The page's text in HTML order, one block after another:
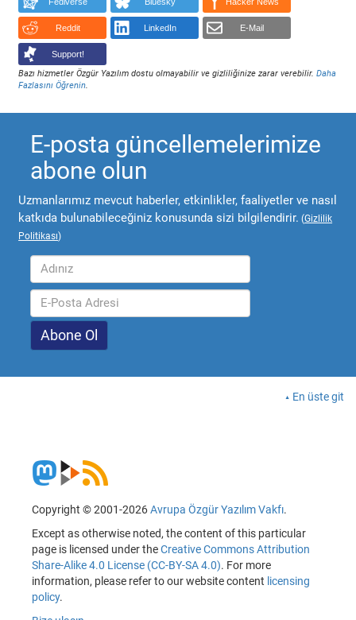
Reddit LinkedIn E-Mail
Support!
Bazı hizmetler Özgür Yazılım dostu olmayabilir ve gizliliğinize zarar verebilir.Daha
Fazlasını Öğrenin.
E-posta güncellemelerimize
abone olun
Uzmanlarımız mevcut haberler, etkinlikler, faaliyetler ve nasıl
katkıda bulunabileceğiniz konusunda sizi bilgilendirir. (Gizlilik
Politikası)
En üste git
Copyright © 2001-2026Avrupa Özgür Yazılım Vakfı.
Except as otherwise noted, the content of this particular
page is licensed under theCreative Commons Attribution
Share-Alike 4.0 License (CC-BY-SA 4.0). For more
information, please refer to our website content licensing
policy.